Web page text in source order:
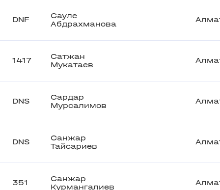
DNF
Сауле
Абдрахманова
1417
Сатжан
Мукатаев
DNS
Сардар
Мурсалимов
DNS
Санжар
Тайсариев
351
Санжар
Курмангалиев